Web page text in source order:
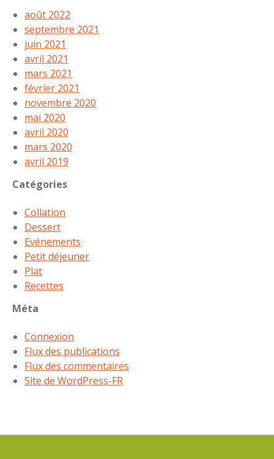
août 2022
septembre 2021
juin 2021
avril 2021
mars 2021
février 2021
novembre 2020
mai 2020
avril 2020
mars 2020
avril 2019
Catégories
Collation
Dessert
Evénements
Petit déjeuner
Plat
Recettes
Méta
Connexion
Flux des publications
Flux des commentaires
Site de WordPress-FR